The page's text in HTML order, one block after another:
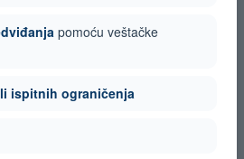
pomoću veštačke
ispitnih ograničenja